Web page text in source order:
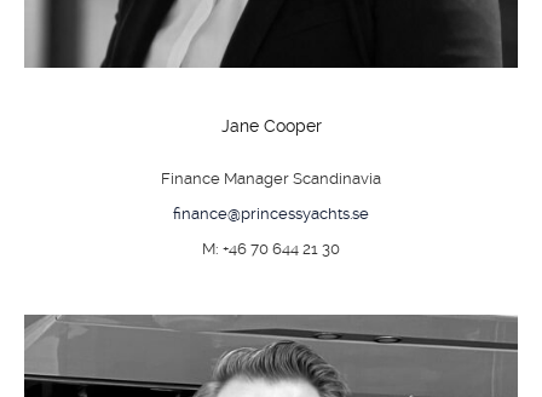
Jane Cooper
Finance Manager Scandinavia
finance@princessyachts.se
M: +46 70 644 21 30